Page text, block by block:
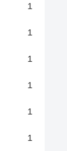
1
1
1
1
1
1